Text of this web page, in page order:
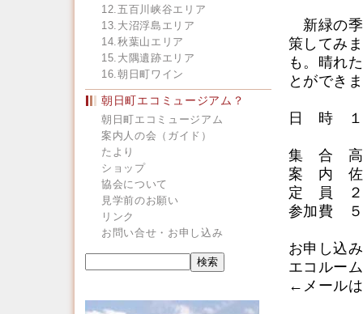
12.五百川峡谷エリア
13.大沼浮島エリア
14.秋葉山エリア
15.大隅遺跡エリア
16.朝日町ワイン
朝日町エコミュージアム？
朝日町エコミュージアム
案内人の会（ガイド）
たより
ショップ
協会について
見学前のお願い
リンク
お問い合せ・お申し込み
新緑の季
策してみ
も。晴れ
とができ
日 時 １
集 合 高
案 内 佐
定 員 ２
参加費 ５
お申し込
エコルー
←メール